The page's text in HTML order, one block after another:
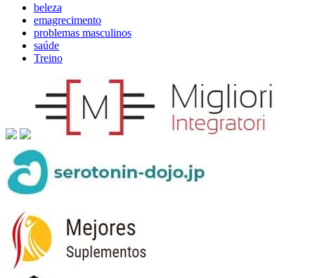
beleza
emagrecimento
problemas masculinos
saúde
Treino